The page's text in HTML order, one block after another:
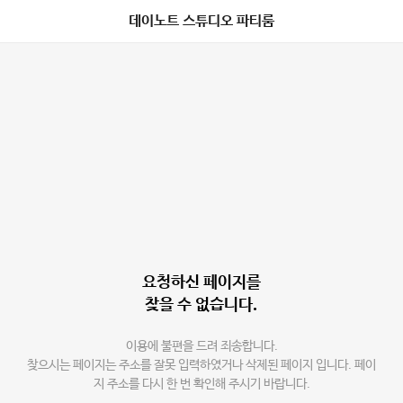
데이노트 스튜디오 파티룸
요청하신 페이지를
찾을 수 없습니다.
이용에 불편을 드려 죄송합니다.
찾으시는 페이지는 주소를 잘못 입력하였거나 삭제된 페이지 입니다. 페이
지 주소를 다시 한 번 확인해 주시기 바랍니다.